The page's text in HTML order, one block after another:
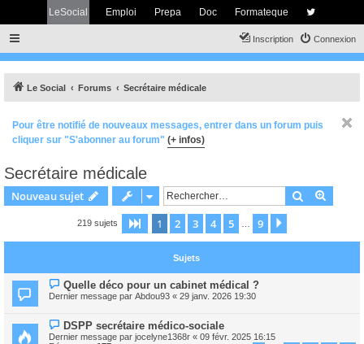
LeSocial Emploi Prepa Doc Formateque
Connexion
Inscription
Le Social Forums Secrétaire médicale
Pour être notifié de nouveaux messages, entrer dans un forum puis
cliquer sur "S'abonner au forum" (+ infos)
Secrétaire médicale
Nouveau sujet Rechercher
219 sujets Page 1sur9
1 2 3 4 5 9
Sujets
Quelle déco pour un cabinet médical ?
Dernier message par Abdou93 « 29 janv. 2026 19:30
DSPP secrétaire médico-sociale
Dernier message par jocelyne1368r « 09 févr. 2025 16:15